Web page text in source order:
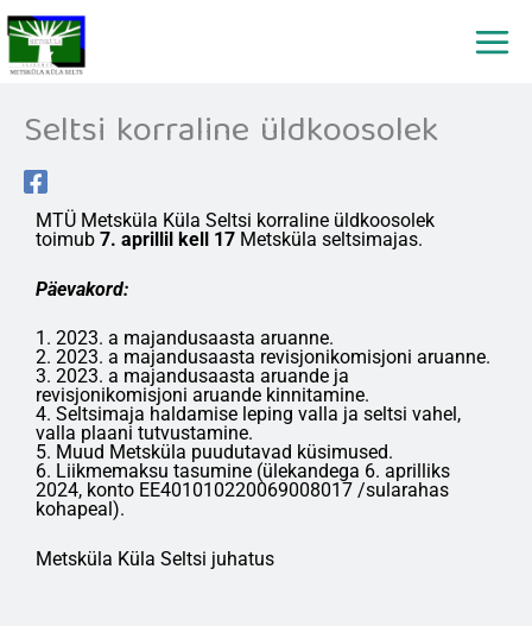
Skip
to
content
Seltsi korraline üldkoosolek
MTÜ Metsküla Küla Seltsi korraline üldkoosolek
toimub 7. aprillil kell 17 Metsküla seltsimajas.
Päevakord:
1. 2023. a majandusaasta aruanne.
2. 2023. a majandusaasta revisjonikomisjoni aruanne.
3. 2023. a majandusaasta aruande ja
revisjonikomisjoni aruande kinnitamine.
4. Seltsimaja haldamise leping valla ja seltsi vahel,
valla plaani tutvustamine.
5. Muud Metsküla puudutavad küsimused.
6. Liikmemaksu tasumine (ülekandega 6. aprilliks
2024, konto EE401010220069008017 /sularahas
kohapeal).
Metsküla Küla Seltsi juhatus